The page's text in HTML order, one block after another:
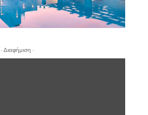
- Διαφήμιση -